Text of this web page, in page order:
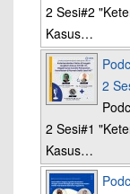
2 Sesi#2
Kasus…
2
2 Sesi#1
Kasus…